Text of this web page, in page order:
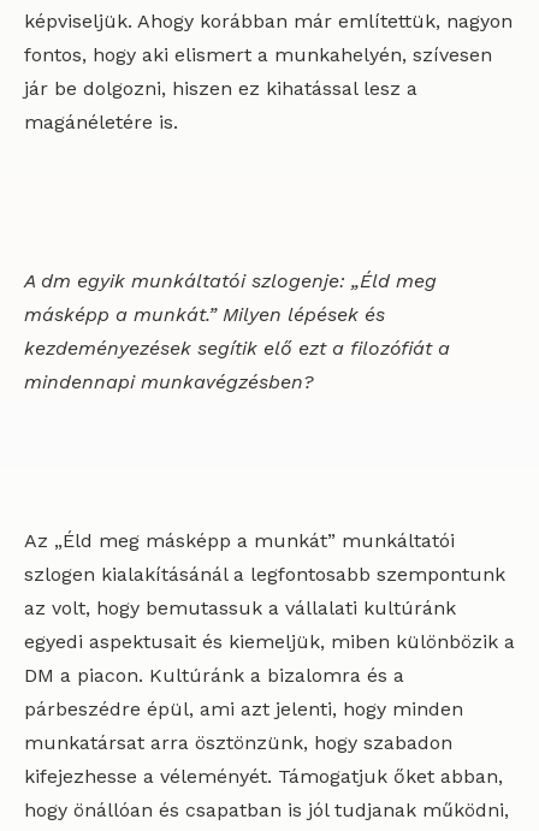
képviseljük. Ahogy korábban már említettük, nagyon
fontos, hogy aki elismert a munkahelyén, szívesen
jár be dolgozni, hiszen ez kihatással lesz a
magánéletére is.
A dm egyik munkáltatói szlogenje: „Éld meg
másképp a munkát.” Milyen lépések és
kezdeményezések segítik elő ezt a filozófiát a
mindennapi munkavégzésben?
Az „Éld meg másképp a munkát” munkáltatói
szlogen kialakításánál a legfontosabb szempontunk
az volt, hogy bemutassuk a vállalati kultúránk
egyedi aspektusait és kiemeljük, miben különbözik a
DM a piacon. Kultúránk a bizalomra és a
párbeszédre épül, ami azt jelenti, hogy minden
munkatársat arra ösztönzünk, hogy szabadon
kifejezhesse a véleményét. Támogatjuk őket abban,
hogy önállóan és csapatban is jól tudjanak működni,